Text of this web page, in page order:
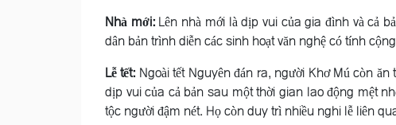
Nhà mới:Lên nhà mới là dịp vui của gia đình và cả
dân bản trình diễn các sinh hoạt văn nghệ có tính
Lễ tết: Ngoài tết Nguyên đán ra, người Khơ Mú còn
dịp vui của cả bản sau một thời gian lao động mệt
tộc người đậm nét. Họ còn duy trì nhiều nghi lễ liên